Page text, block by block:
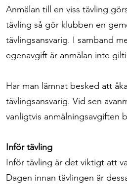
Anmälan till en viss tävling
tävling så gör klubben en
tävlingsansvarig. I samband
egenavgift är anmälan inte
Har man lämnat besked att
tävlingsansvarig. Vid sen
vanligtvis anmälningsavgiften
Inför tävling
Inför tävling är det viktigt att
Dagen innan tävlingen är